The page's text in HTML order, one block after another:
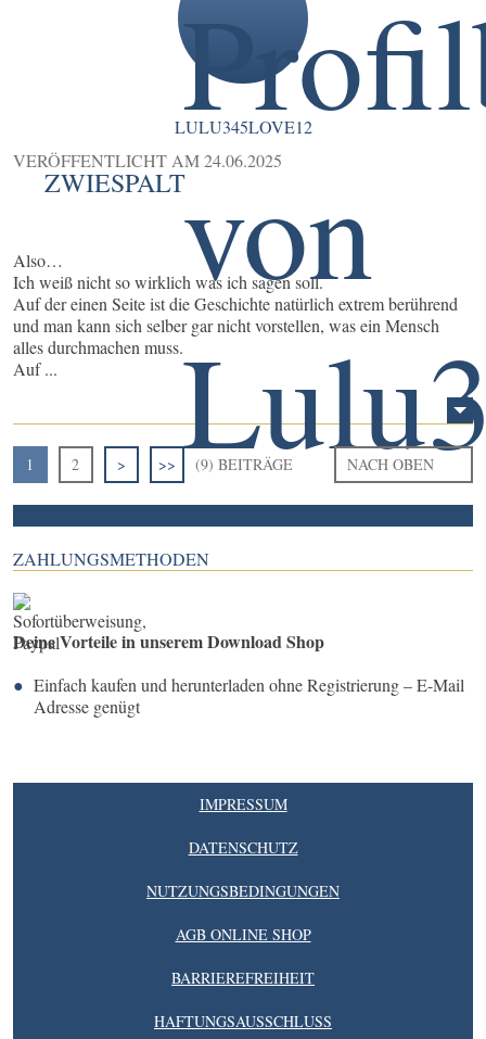
LULU345LOVE12
VERÖFFENTLICHT AM24.06.2025
ZWIESPALT
Also…
Ich weiß nicht so wirklich was ich sagen soll.
Auf der einen Seite ist die Geschichte natürlich extrem berührend
und man kann sich selber gar nicht vorstellen, was ein Mensch
alles durchmachen muss.
Auf ...
1 2 > >> (9) BEITRÄGE NACH OBEN
ZAHLUNGSMETHODEN
Deine Vorteile in unserem Download Shop
Einfach kaufen und herunterladen ohne Registrierung – E-Mail
Adresse genügt
IMPRESSUM
DATENSCHUTZ
NUTZUNGSBEDINGUNGEN
AGB ONLINE SHOP
BARRIEREFREIHEIT
HAFTUNGSAUSSCHLUSS